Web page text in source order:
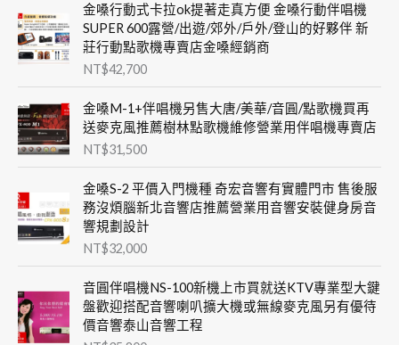
金嗓行動式卡拉ok提著走真方便 金嗓行動伴唱機
SUPER 600露營/出遊/郊外/戶外/登山的好夥伴 新
莊行動點歌機專賣店金嗓經銷商
NT$42,700
金嗓M-1+伴唱機另售大唐/美華/音圓/點歌機買再
送麥克風推薦樹林點歌機維修營業用伴唱機專賣店
NT$31,500
金嗓S-2 平價入門機種 奇宏音響有實體門市 售後服
務沒煩腦新北音響店推薦營業用音響安裝健身房音
響規劃設計
NT$32,000
音圓伴唱機NS-100新機上市買就送KTV專業型大鍵
盤歡迎搭配音響喇叭擴大機或無線麥克風另有優待
價音響泰山音響工程